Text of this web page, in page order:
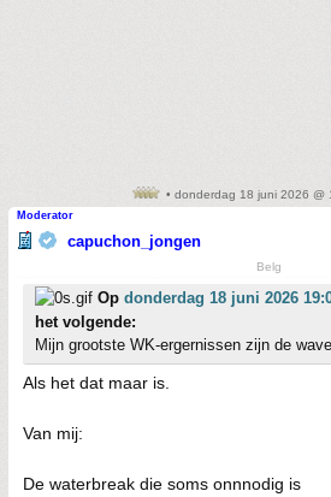
• donderdag 18 juni 2026 @
Moderator
capuchon_jongen
Belg
Op donderdag 18 juni 2026
het volgende:
Mijn grootste WK-ergernissen zijn de
Als het dat maar is.
Van mij:
De waterbreak die soms onnnodig is